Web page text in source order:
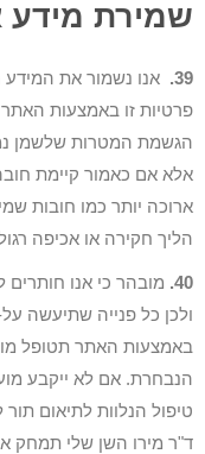
שמירת מידע
39.
אנו נשמור את המידע
פרטיות זו באמצעות
הגשמת המטרות שלשמן
אלא אם כאמור קיימת
ארוכה יותר כמו חובות
הליך חקירה או אכיפה
40. מובהר כי אנו
ולכן כל פנייה שתיעשה
באמצעות האתר תטופל
הנבחרת. אם לא ייקבע
טיפול הנלוות לתיאום
ד"ר מירו השן שלי תמחק